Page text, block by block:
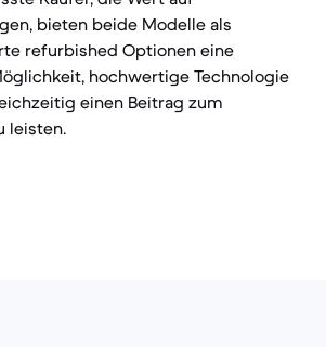
bieten beide Modelle als
refurbished Optionen eine
hochwertige Technologie
einen Beitrag zum
leisten.